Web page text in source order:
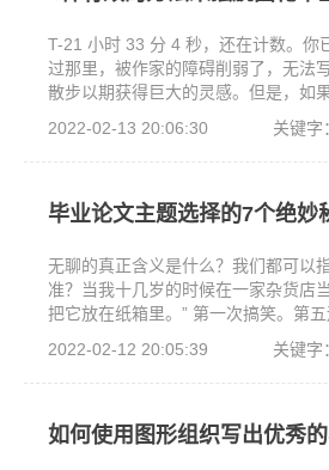
T-21 小时 33 分 4 秒，还在计数。你
过那里，被作家的障碍削弱了，无法
散步以期获得巨大的灵感。但是，如
障碍，您会怎么做？如果您觉得自
2022-02-13 20:06:30 关键字
毕业论文主题选择的7个绝妙
无聊的真正含义是什么？我们都可以
准？当我十几岁的时候在一家杂货店
把它放在纸箱里。” 第一次搞笑。第
2022-02-12 20:05:39
关键字
如何使用图形组织写出优秀